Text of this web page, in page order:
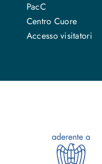
PacC
Centro Cuore
Accesso visitatori